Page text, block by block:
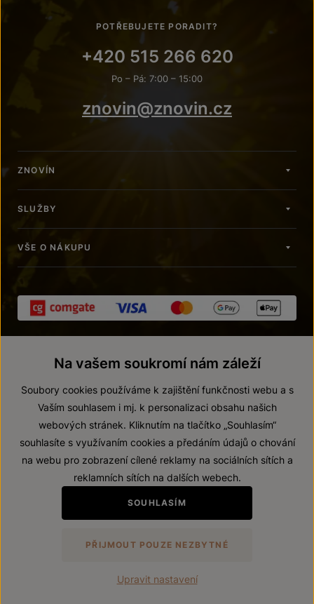
POTŘEBUJETE PORADIT?
+420 515 266 620
Po – Pá: 7:00 – 15:00
znovin@znovin.cz
ZNOVÍN
SLUŽBY
VŠE O NÁKUPU
© 2026 ZNOVÍN ZNOJMO, a. s.
Prohlášení o přístupnosti
Zákaz prodeje alkoholických nápojů osobám mladším 18 let.
VytvořilwebProgress
Na vašem soukromí nám záleží
Soubory cookies používáme k zajištění funkčnosti webu a s
Vaším souhlasem i mj. k personalizaci obsahu našich
webových stránek. Kliknutím na tlačítko „Souhlasím“
souhlasíte s využívaním cookies a předáním údajů o chování
na webu pro zobrazení cílené reklamy na sociálních sítích a
reklamních sítích na dalších webech.
SOUHLASÍM
PŘIJMOUT POUZE NEZBYTNÉ
Upravit nastavení